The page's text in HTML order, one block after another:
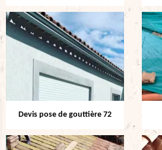
Devis pose de gouttière 72